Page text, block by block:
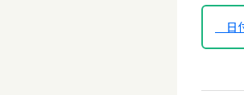
日